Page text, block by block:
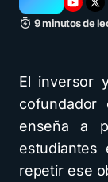
9 minutos de
El inversor
enseña a
estudiantes
repetir ese